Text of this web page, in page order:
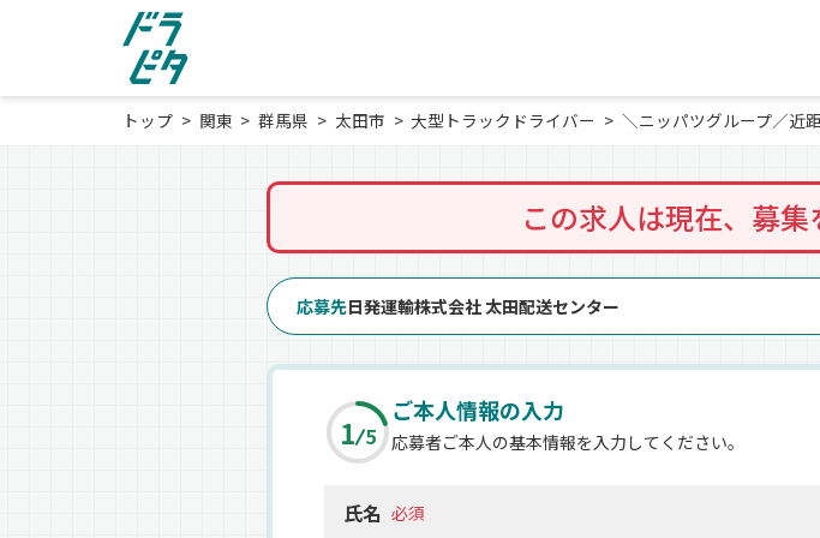
トップ 関東 群馬県 太田市 大型トラックドライバー ＼ニッパツグループ／近
この求人は現在、募集
応募先日発運輸株式会社 太田配送センター
1 5
ご本人情報の入力
応募者ご本人の基本情報を入力してください。
氏名 必須